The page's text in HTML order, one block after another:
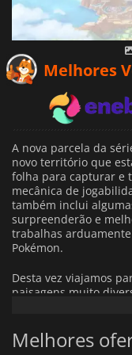
Melhores
A nova parcela da
novo território que
folha para capturar e
mecânica de
também inclui
surpreenderão e
trabalhas
Pokémon.
Desta vez viajamos
paisagens muito
modernas, florestas
região e trabalham
indústria.
Melhores